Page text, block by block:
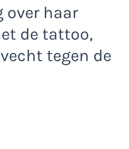
over haar
de tattoo,
tegen de